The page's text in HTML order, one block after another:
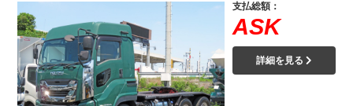
支払総額：
ASK
詳細を見る